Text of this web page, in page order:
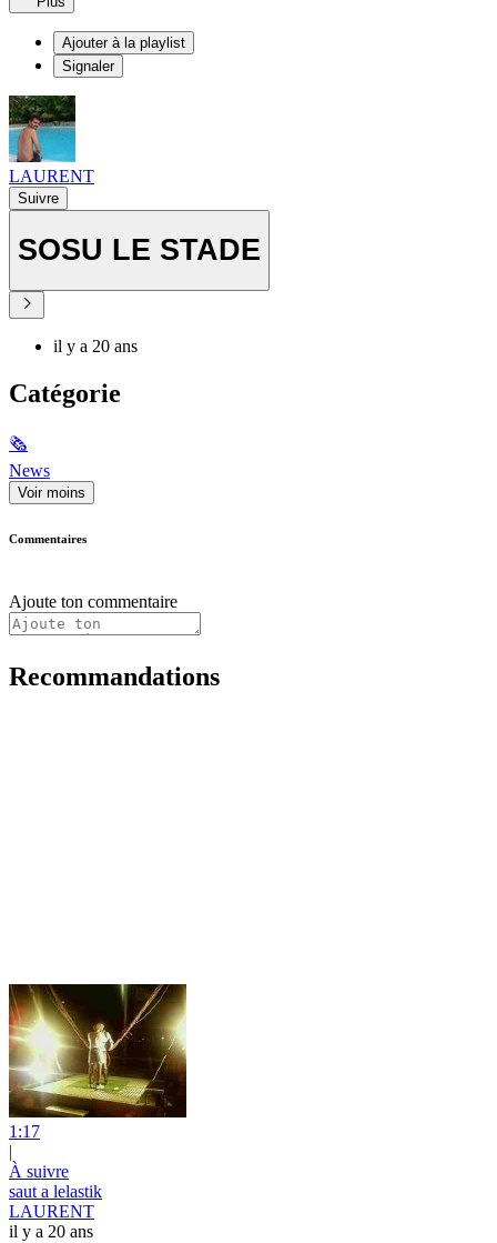
Ajouter à la playlist
Signaler
LAURENT
Suivre
SOSU LE STADE
il y a 20 ans
Catégorie
🗞
News
Voir moins
Commentaires
Ajoute ton commentaire
Recommandations
1:17
|
À suivre
saut a lelastik
LAURENT
il y a 20 ans